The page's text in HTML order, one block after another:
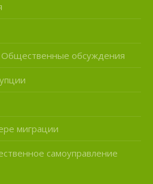
обсуждения
миграции
самоуправление